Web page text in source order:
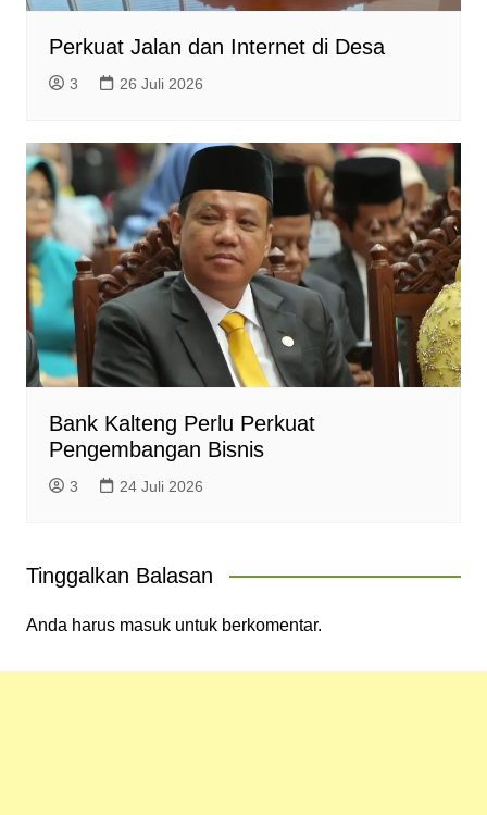
Perkuat Jalan dan Internet di Desa
3 26 Juli 2026
Bank Kalteng Perlu Perkuat
Pengembangan Bisnis
3 24 Juli 2026
Tinggalkan Balasan
Anda harus masukuntuk berkomentar.